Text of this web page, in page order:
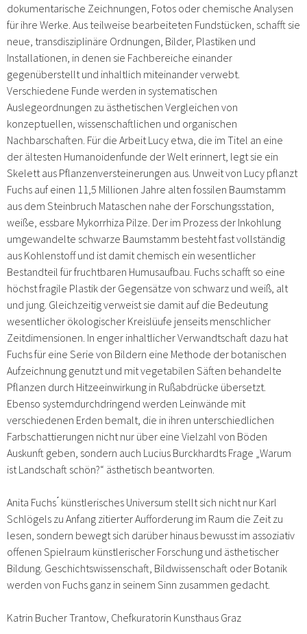
dokumentarische Zeichnungen, Fotos oder chemische Analysen
für ihre Werke. Aus teilweise bearbeiteten Fundstücken, schafft sie
neue, transdisziplinäre Ordnungen, Bilder, Plastiken und
Installationen, in denen sie Fachbereiche einander
gegenüberstellt und inhaltlich miteinander verwebt.
Verschiedene Funde werden in systematischen
Auslegeordnungen zu ästhetischen Vergleichen von
konzeptuellen, wissenschaftlichen und organischen
Nachbarschaften. Für die Arbeit Lucy etwa, die im Titel an eine
der ältesten Humanoidenfunde der Welt erinnert, legt sie ein
Skelett aus Pflanzenversteinerungen aus. Unweit von Lucy pflanzt
Fuchs auf einen 11,5 Millionen Jahre alten fossilen Baumstamm
aus dem Steinbruch Mataschen nahe der Forschungsstation,
weiße, essbare Mykorrhiza Pilze. Der im Prozess der Inkohlung
umgewandelte schwarze Baumstamm besteht fast vollständig
aus Kohlenstoff und ist damit chemisch ein wesentlicher
Bestandteil für fruchtbaren Humusaufbau. Fuchs schafft so eine
höchst fragile Plastik der Gegensätze von schwarz und weiß, alt
und jung. Gleichzeitig verweist sie damit auf die Bedeutung
wesentlicher ökologischer Kreislüufe jenseits menschlicher
Zeitdimensionen. In enger inhaltlicher Verwandtschaft dazu hat
Fuchs für eine Serie von Bildern eine Methode der botanischen
Aufzeichnung genutzt und mit vegetabilen Säften behandelte
Pflanzen durch Hitzeeinwirkung in Rußabdrücke übersetzt.
Ebenso systemdurchdringend werden Leinwände mit
verschiedenen Erden bemalt, die in ihren unterschiedlichen
Farbschattierungen nicht nur über eine Vielzahl von Böden
Auskunft geben, sondern auch Lucius Burckhardts Frage „Warum
ist Landschaft schön?“ ästhetisch beantworten.
Anita Fuchs ́ künstlerisches Universum stellt sich nicht nur Karl
Schlögels zu Anfang zitierter Aufforderung im Raum die Zeit zu
lesen, sondern bewegt sich darüber hinaus bewusst im assoziativ
offenen Spielraum künstlerischer Forschung und ästhetischer
Bildung. Geschichtswissenschaft, Bildwissenschaft oder Botanik
werden von Fuchs ganz in seinem Sinn zusammen gedacht.
Katrin Bucher Trantow, Chefkuratorin Kunsthaus Graz